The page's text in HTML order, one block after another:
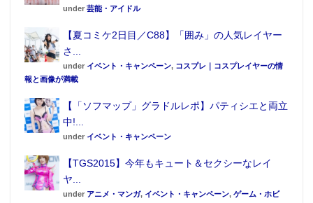
under 芸能・アイドル
【夏コミケ2日目／C88】「囲み」の人気レイヤー
さ...
under イベント・キャンペーン, コスプレ｜コスプレイヤーの情
報と画像が満載
【「ソフマップ」グラドルレポ】パティシエと両立
中!...
under イベント・キャンペーン
【TGS2015】今年もキュート＆セクシーなレイ
ヤ...
under アニメ・マンガ, イベント・キャンペーン, ゲーム・ホビ